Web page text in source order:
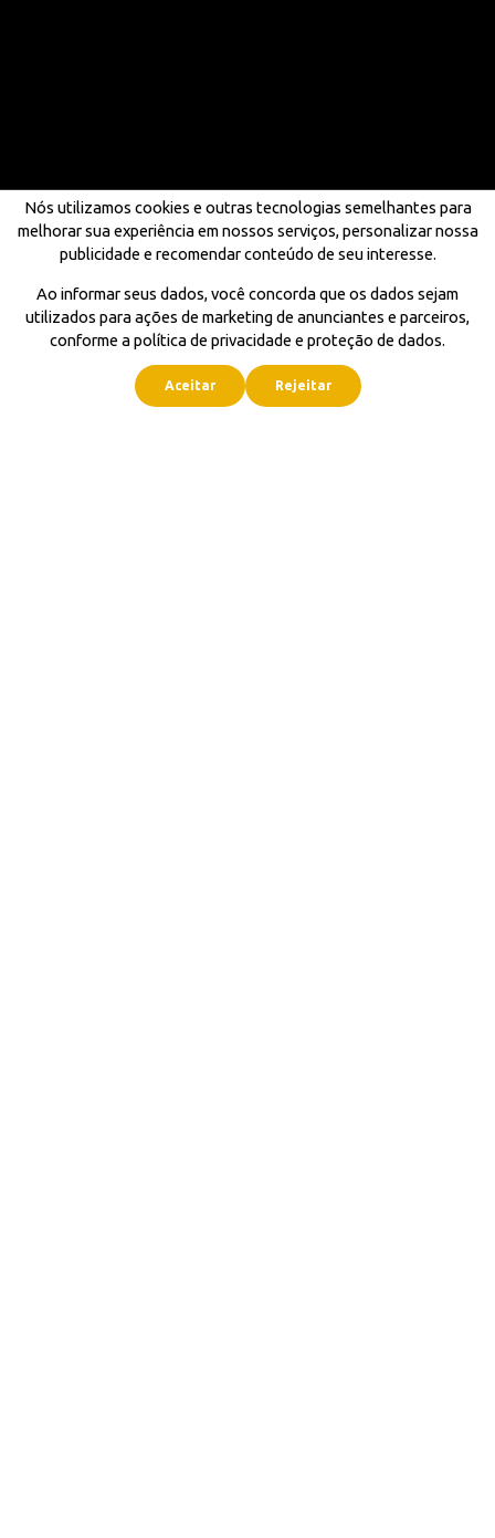
Nós utilizamos cookies e outras tecnologias semelhantes para
melhorar sua experiência em nossos serviços, personalizar nossa
publicidade e recomendar conteúdo de seu interesse.
Ao informar seus dados, você concorda que os dados sejam
utilizados para ações de marketing de anunciantes e parceiros,
conforme a política de privacidade e proteção de dados.
Aceitar Rejeitar